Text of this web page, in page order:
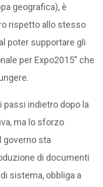
geografica), è
rispetto allo stesso
poter supportare gli
per Expo2015” che
indietro dopo la
ma lo sforzo
governo sta
di documenti
sistema, obbliga a